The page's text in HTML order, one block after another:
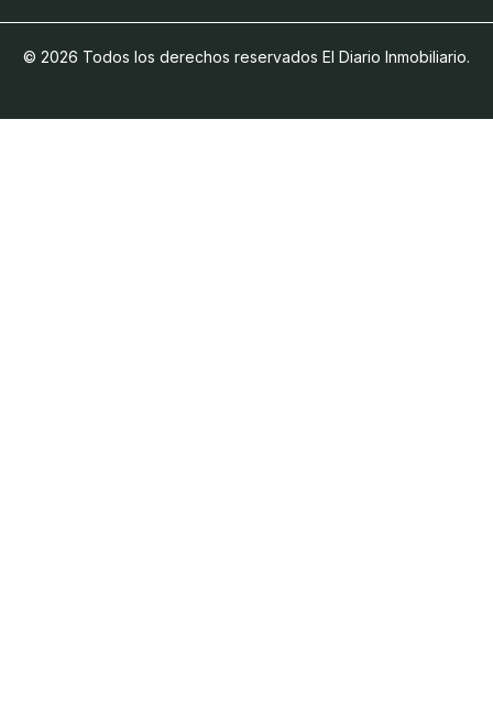
© 2026 Todos los derechos reservados El Diario Inmobiliario.